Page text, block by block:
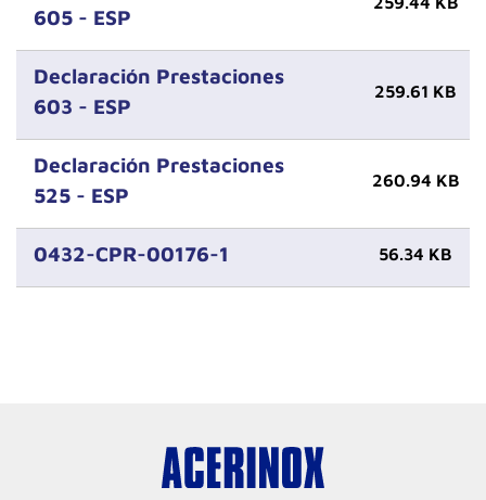
605 - ESP
Declaración Prestaciones
603 - ESP
259.61 KB
Declaración Prestaciones
525 - ESP
260.94 KB
0432-CPR-00176-1 56.34 KB